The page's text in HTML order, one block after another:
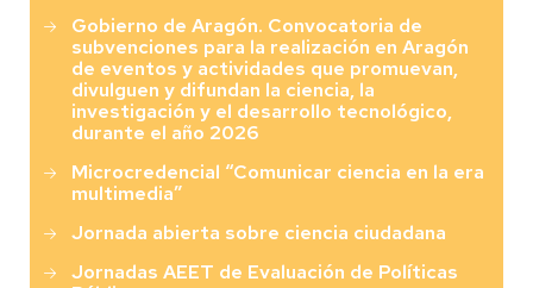
Gobierno de Aragón. Convocatoria de
subvenciones para la realización en Aragón
de eventos y actividades que promuevan,
divulguen y difundan la ciencia, la
investigación y el desarrollo tecnológico,
durante el año 2026
Microcredencial “Comunicar ciencia en la era
multimedia”
Jornada abierta sobre ciencia ciudadana
Jornadas AEET de Evaluación de Políticas